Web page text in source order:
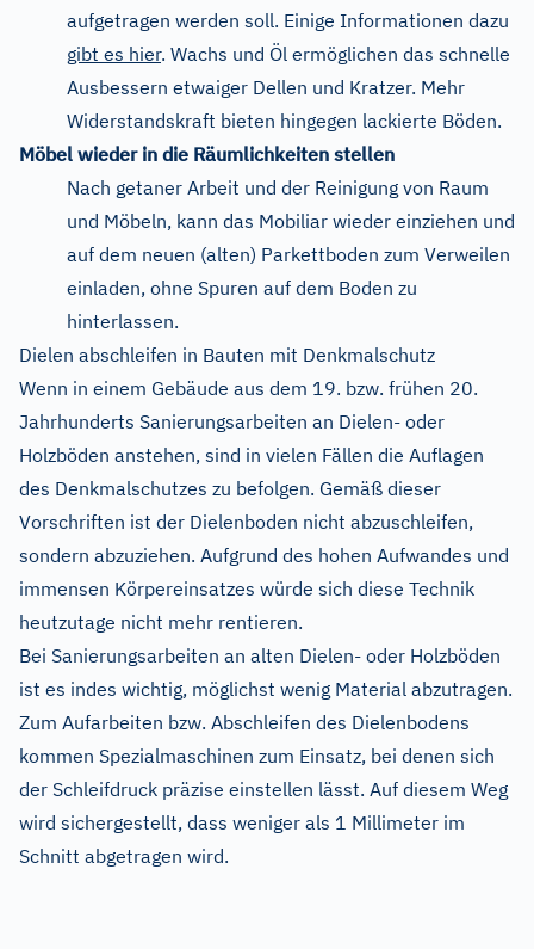
aufgetragen werden soll. Einige Informationen dazu
gibt es hier. Wachs und Öl ermöglichen das schnelle
Ausbessern etwaiger Dellen und Kratzer. Mehr
Widerstandskraft bieten hingegen lackierte Böden.
Möbel wieder in die Räumlichkeiten stellen
Nach getaner Arbeit und der Reinigung von Raum
und Möbeln, kann das Mobiliar wieder einziehen und
auf dem neuen (alten) Parkettboden zum Verweilen
einladen, ohne Spuren auf dem Boden zu
hinterlassen.
Dielen abschleifen in Bauten mit Denkmalschutz
Wenn in einem Gebäude aus dem 19. bzw. frühen 20.
Jahrhunderts Sanierungsarbeiten an Dielen- oder
Holzböden anstehen, sind in vielen Fällen die Auflagen
des Denkmalschutzes zu befolgen. Gemäß dieser
Vorschriften ist der Dielenboden nicht abzuschleifen,
sondern abzuziehen. Aufgrund des hohen Aufwandes und
immensen Körpereinsatzes würde sich diese Technik
heutzutage nicht mehr rentieren.
Bei Sanierungsarbeiten an alten Dielen- oder Holzböden
ist es indes wichtig, möglichst wenig Material abzutragen.
Zum Aufarbeiten bzw. Abschleifen des Dielenbodens
kommen Spezialmaschinen zum Einsatz, bei denen sich
der Schleifdruck präzise einstellen lässt. Auf diesem Weg
wird sichergestellt, dass weniger als 1 Millimeter im
Schnitt abgetragen wird.